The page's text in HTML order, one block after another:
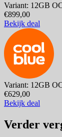
Variant: 12GB
€899,00
Bekijk deal
Variant: 12GB
€629,00
Bekijk deal
Verder